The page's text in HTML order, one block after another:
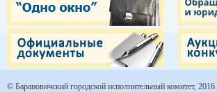
© Барановичский городской исполнительный комитет, 2016.